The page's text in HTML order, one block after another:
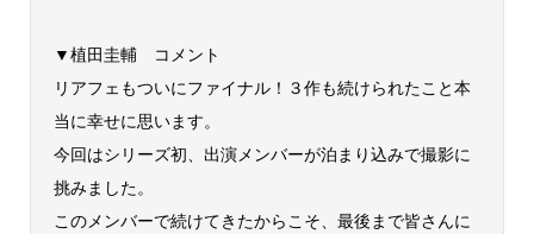
▼植田圭輔 コメント
リアフェもついにファイナル！３作も続けられたこと本
当に幸せに思います。
今回はシリーズ初、出演メンバーが泊まり込みで撮影に
挑みました。
このメンバーで続けてきたからこそ、最後まで皆さんに